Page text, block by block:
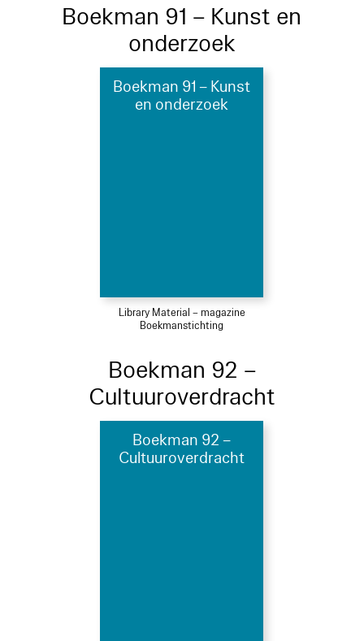
Boekman 91 – Kunst en
onderzoek
Boekman 91 – Kunst
en onderzoek
Library Material – magazine
Boekmanstichting
Boekman 92 –
Cultuuroverdracht
Boekman 92 –
Cultuuroverdracht